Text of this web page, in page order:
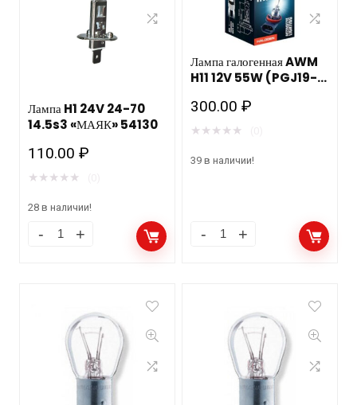
Лампа H1 24V 24-70
14.5s3 «МАЯК» 54130
110.00₽
★ ★ ★ ★ ★
28 в наличии!
Лампа галогенная AWM
H11 12V 55W (PGJ19-
300.00₽
★ ★ ★ ★ ★
39 в наличии!